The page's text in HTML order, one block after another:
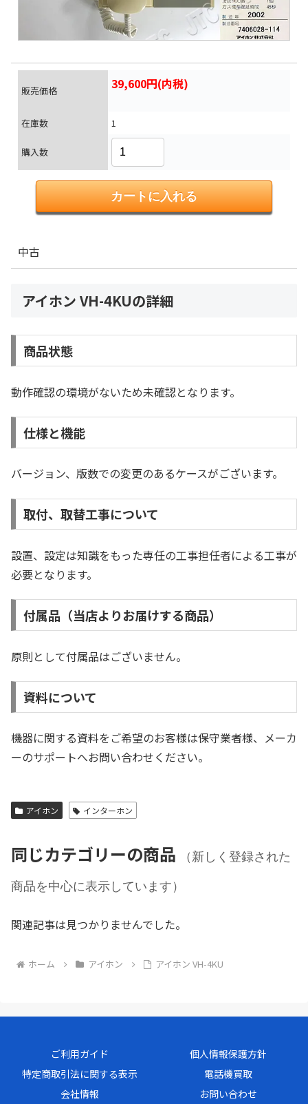
販売価格 39,600円(内税)
在庫数 1
購入数
中古
アイホン VH-4KUの詳細
商品状態
動作確認の環境がないため未確認となります。
仕様と機能
バージョン、版数での変更のあるケースがございます。
取付、取替工事について
設置、設定は知識をもった専任の工事担任者による工事が
必要となります。
付属品（当店よりお届けする商品）
原則として付属品はございません。
資料について
機器に関する資料をご希望のお客様は保守業者様、メーカ
ーのサポートへお問い合わせください。
アイホン インターホン
同じカテゴリーの商品
（新しく登録された
商品を中心に表示しています）
関連記事は見つかりませんでした。
ホーム アイホン アイホン VH-4KU
ご利用ガイド
個人情報保護方針
特定商取引法に関する表示
電話機買取
会社情報
お問い合わせ